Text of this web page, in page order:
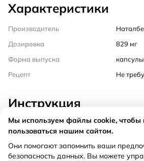
Характеристики
Производитель
Дозировка
829 мг
Форма выпуска
капсулы
Рецепт
Не
Инструкция
Состав
Способ применения
Мы используем файлы cookie, чтобы
пользоваться нашим сайтом.
Они помогают запомнить ваши
безопасность данных. Вы можете